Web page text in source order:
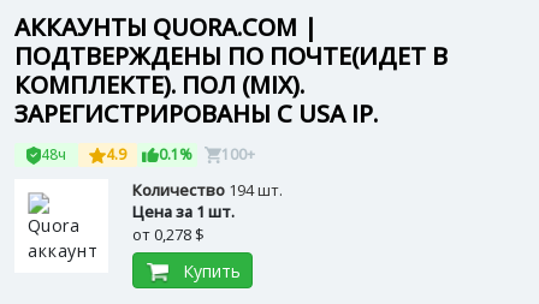
АККАУНТЫ QUORA.COM |
ПОДТВЕРЖДЕНЫ ПО ПОЧТЕ(ИДЕТ В
КОМПЛЕКТЕ). ПОЛ (MIX).
ЗАРЕГИСТРИРОВАНЫ С USA IP.
48ч 4.9 0.1% 100+
Количество 194 шт.
Цена за 1 шт.
от0,278 $
Купить